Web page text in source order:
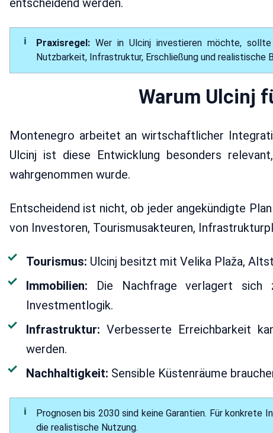
entscheidend werden.
Praxisregel: Wer in Ulcinj investieren möchte,
Nutzbarkeit, Infrastruktur, Erschließung und realistische
Warum Ulcinj
Montenegro arbeitet an wirtschaftlicher
Ulcinj ist diese Entwicklung besonders
wahrgenommen wurde.
Entscheidend ist nicht, ob jeder angekündigte
von Investoren, Tourismusakteuren,
Tourismus: Ulcinj besitzt mit Velika Plaža,
Immobilien: Die Nachfrage verlagert sich
Investmentlogik.
Infrastruktur: Verbesserte Erreichbarkeit
werden.
Nachhaltigkeit: Sensible Küstenräume
Prognosen bis 2030 sind keine Garantien. Für konkrete
die realistische Nutzung.